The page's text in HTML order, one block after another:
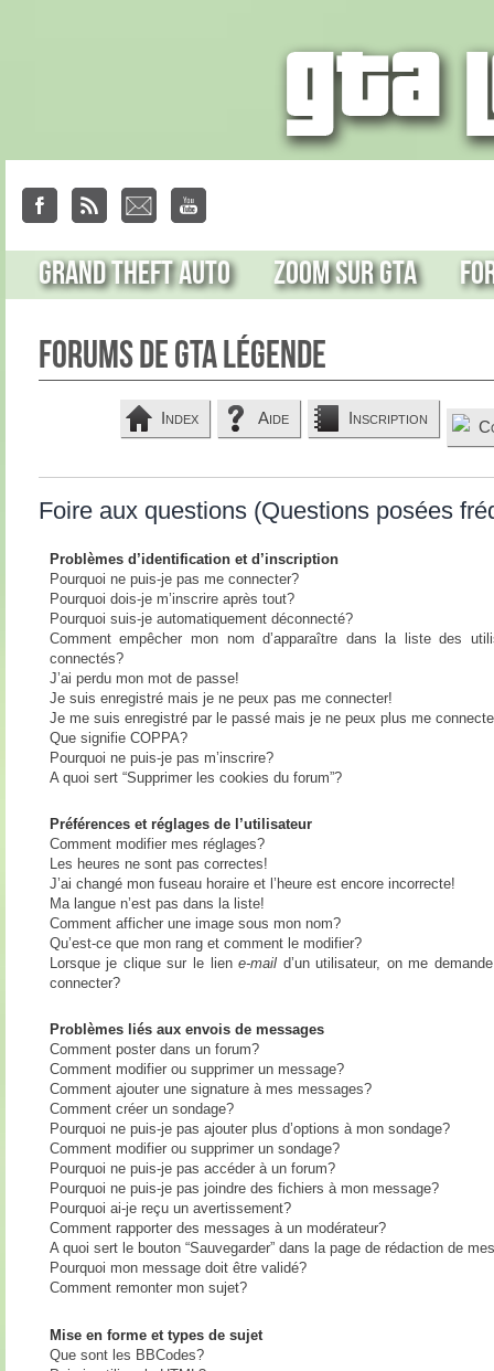
Grand Theft Auto Zoom sur GTA
Forums de GTA Légende
Index Aide Inscription
Foire aux questions (Questions posées
Problèmes d’identification et d’inscription
Pourquoi ne puis-je pas me connecter?
Pourquoi dois-je m’inscrire après tout?
Pourquoi suis-je automatiquement déconnecté?
Comment empêcher mon nom d’apparaître dans la liste des
connectés?
J’ai perdu mon mot de passe!
Je suis enregistré mais je ne peux pas me connecter!
Je me suis enregistré par le passé mais je ne peux plus me
Que signifie COPPA?
Pourquoi ne puis-je pas m’inscrire?
A quoi sert “Supprimer les cookies du forum”?
Préférences et réglages de l’utilisateur
Comment modifier mes réglages?
Les heures ne sont pas correctes!
J’ai changé mon fuseau horaire et l’heure est encore incorrecte!
Ma langue n’est pas dans la liste!
Comment afficher une image sous mon nom?
Qu’est-ce que mon rang et comment le modifier?
Lorsque je clique sur le liene-mail d’un utilisateur, on me
connecter?
Problèmes liés aux envois de messages
Comment poster dans un forum?
Comment modifier ou supprimer un message?
Comment ajouter une signature à mes messages?
Comment créer un sondage?
Pourquoi ne puis-je pas ajouter plus d’options à mon sondage?
Comment modifier ou supprimer un sondage?
Pourquoi ne puis-je pas accéder à un forum?
Pourquoi ne puis-je pas joindre des fichiers à mon message?
Pourquoi ai-je reçu un avertissement?
Comment rapporter des messages à un modérateur?
A quoi sert le bouton “Sauvegarder” dans la page de rédaction de
Pourquoi mon message doit être validé?
Comment remonter mon sujet?
Mise en forme et types de sujet
Que sont les BBCodes?